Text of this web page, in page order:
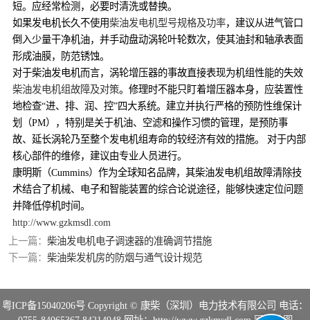
短。应经常检测，必要时清洗或替换。
如果发电机长久不使用柴油发电机型号规格及功率，建议从进气管口
倒入少量干净机油，并手动盘动涡轮叶轮数次，使其油封和轴承表面
形成油膜，防范锈蚀。
对于柴油发电机而言，涡轮增压器的事故直接表现为机组性能的失效
柴油发电机组故障及对策。修理时不能只盯着增压器本身，应装置性
地检查“进、排、润、控”四大系统。建立并执行严格的预防性维保计
划（PM），特别是关于机油、空滤和操作习惯的管理，是预防事
故、延长涡轮乃至整个发电机组寿命的较经济有效的措施。 对于内部
核心部件的维修，建议由专业人员进行。
康明斯（Cummins）作为全球知名品牌，其柴油发电机组故障清除技
术结合了机械、电子和智能装置的综合论说途径，能够快速定位问题
并降低停机时间。
http://www.gzkmsdl.com
上一篇： 柴油发电机电子调速器的准确调节措施
下一篇： 柴油柴发机房的防烟与通气设计规范
粤ICP备15040206号 Copyright © 康柴（深圳）电力技术有限公司 电话：